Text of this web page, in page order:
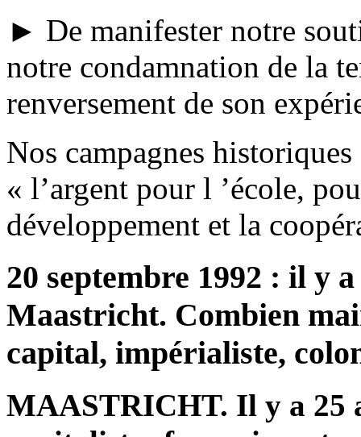
► De manifester notre
notre condamnation de la
renversement de son
Nos campagnes
« l’argent pour l ’école,
développement et la
20 septembre 1992 : il y
Maastricht. Combien
capital, impérialiste,
MAASTRICHT. Il y a 25